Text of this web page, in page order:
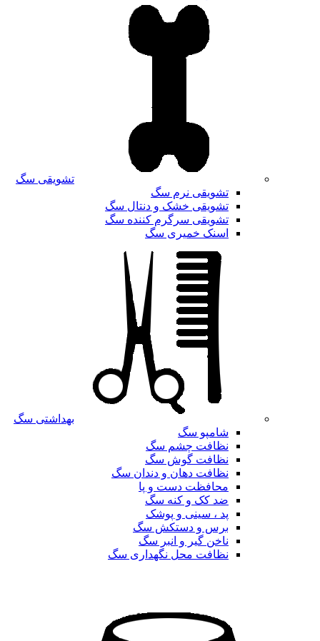
تشویقی سگ
تشویقی نرم سگ
تشویقی خشک و دنتال سگ
تشویقی سرگرم کننده سگ
اسنک خمیری سگ
بهداشتی سگ
شامپو سگ
نظافت چشم سگ
نظافت گوش سگ
نظافت دهان و دندان سگ
محافظت دست و پا
ضد کک و کنه سگ
پد ، سینی و پوشک
برس و دستکش سگ
ناخن گیر و انبر سگ
نظافت محل نگهداری سگ